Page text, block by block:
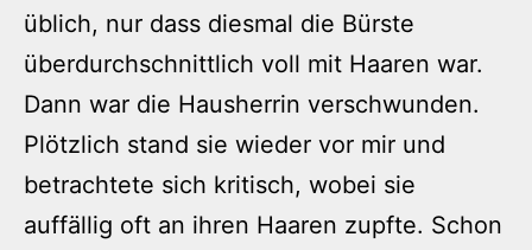
üblich, nur dass diesmal die Bürste
überdurchschnittlich voll mit Haaren war.
Dann war die Hausherrin verschwunden.
Plötzlich stand sie wieder vor mir und
betrachtete sich kritisch, wobei sie
auffällig oft an ihren Haaren zupfte. Schon